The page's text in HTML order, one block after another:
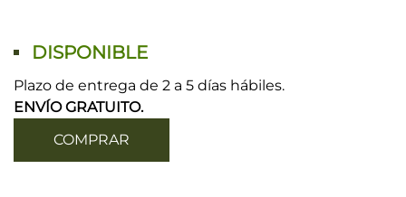
DISPONIBLE
Plazo de entrega de 2 a 5 días hábiles.
ENVÍO GRATUITO.
COMPRAR